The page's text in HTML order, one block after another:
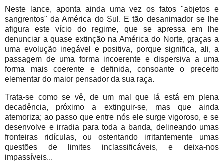
Neste lance, aponta ainda uma vez os fatos "abjetos e
sangrentos" da América do Sul. E tão desanimador se lhe
afigura este vício do regime, que se apressa em lhe
denunciar a quase extinção na América do Norte, graças a
uma evolução inegável e positiva, porque significa, ali, a
passagem de uma forma incoerente e dispersiva a uma
forma mais coerente e definida, consoante o preceito
elementar do maior pensador da sua raça.
Trata-se como se vê, de um mal que lá está em plena
decadência, próximo a extinguir-se, mas que ainda
atemoriza; ao passo que entre nós ele surge vigoroso, e se
desenvolve e irradia para toda a banda, delineando umas
fronteiras ridículas, ou ostentando irritantemente umas
questões de limites inclassificáveis, e deixa-nos
impassíveis...